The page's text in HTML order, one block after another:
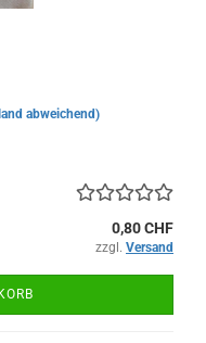
abweichend)
0,80 CHF
zzgl. Versand